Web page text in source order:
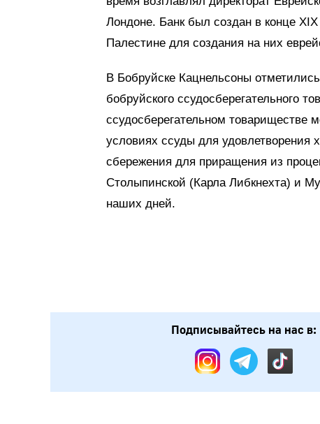
Лондоне. Банк был создан в конце
Палестине для создания на них
В Бобруйске Кацнельсоны
бобруйского ссудосберегательного
ссудосберегательном товариществе
условиях ссуды для удовлетворения
сбережения для приращения из
Столыпинской (Карла Либкнехта) и
наших дней.
Подписывайтесь на нас в: